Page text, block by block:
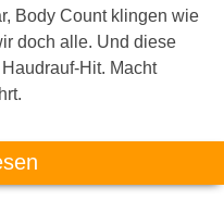
Body Count klingen wie
doch alle. Und diese
Hit. Macht